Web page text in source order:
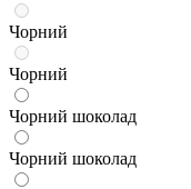
Чорний
Чорний
Чорний шоколад
Чорний шоколад